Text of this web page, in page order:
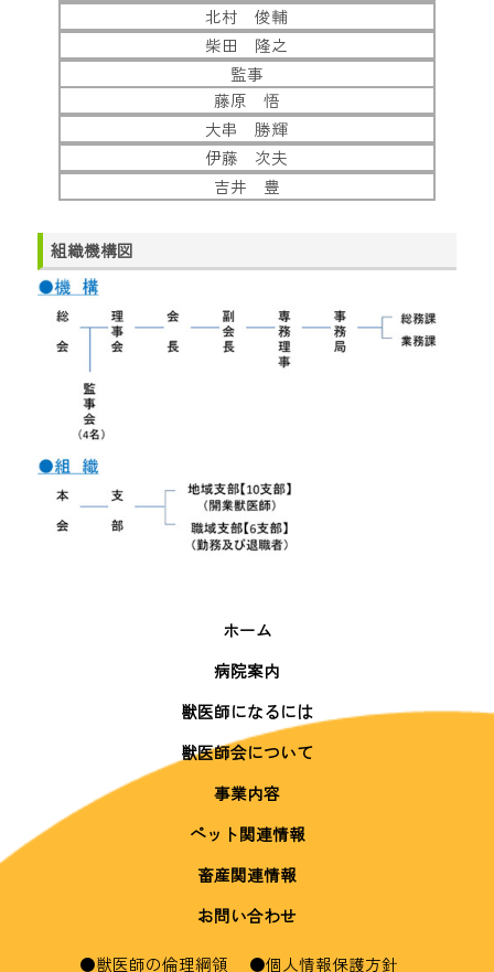
北村 俊輔
柴田 隆之
監事
藤原 悟
大串 勝輝
伊藤 次夫
吉井 豊
組織機構図
ホーム
病院案内
獣医師になるには
獣医師になるには
獣医師の仕事
獣医師会について
事業内容
ペット関連情報
畜産関連情報
お問い合わせ
●獣医師の倫理綱領 ●個人情報保護方針